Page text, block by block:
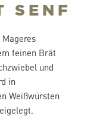
SENF
feinen Brät
und
in
Weißwürsten